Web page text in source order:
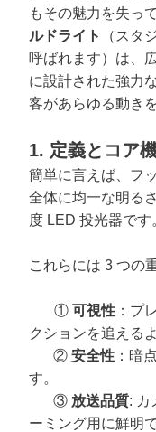
もその魅力を失っ
ルドライト
（スタ
呼ばれます）は、
に設計された強力
客があらゆる動き
1. 定義とコア
簡単に言えば、フ
全体に均一な明る
度 LED 投光器です
これらには 3 つの
① 可視性 ：プ
クションを追える
② 安全性 ：暗
す。
③ 放送品質: カ
ーミング用に鮮明